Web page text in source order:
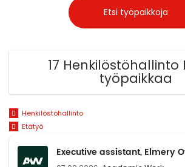
17 Henkilöstöhallinto
työpaikkaa
Henkilöstöhallinto
Etätyö
Executive assistant, Elmery